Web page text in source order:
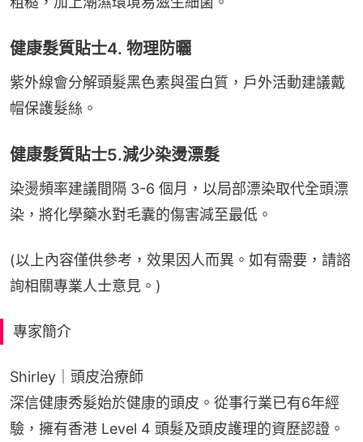
健康髮質貼士4. 物理防曬
紫外線會分解頭髮黑色素與蛋白質，戶外活動建議戴
帽保護髮絲。
健康髮質貼士5.減少染燙漂髮
染燙頻率建議間隔 3-6 個月，以局部漂染取代全頭漂
染，將化學藥水對毛囊的傷害減至最低。
(以上內容僅供參考，效果因人而異。如有需要，請諮
詢相關專業人士意見。)
專家簡介
Shirley｜頭皮治療師
深信健康秀髮始於健康的頭皮。從事行業已有6年經
驗，擁有香港 Level 4 頭髮及頭皮護理的資歷認證。